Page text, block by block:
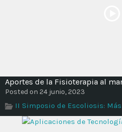
Aportes de la Fisioterapia al
Posted on 24 junio, 2023
II Simposio de Escoliosis: